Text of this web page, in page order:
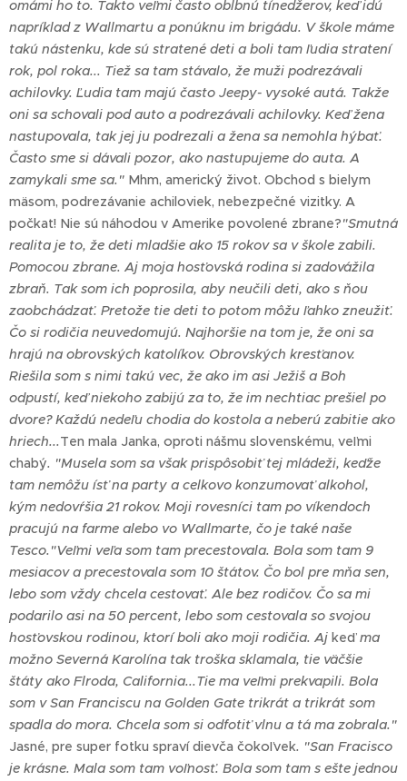
omámi ho to. Takto veľmi často oblbnú tínedžerov, keď idú
napríklad z Wallmartu a ponúknu im brigádu. V škole máme
takú nástenku, kde sú stratené deti a boli tam ľudia stratení
rok, pol roka... Tiež sa tam stávalo, že muži podrezávali
achilovky. Ľudia tam majú často Jeepy- vysoké autá. Takže
oni sa schovali pod auto a podrezávali achilovky. Keď žena
nastupovala, tak jej ju podrezali a žena sa nemohla hýbať.
Často sme si dávali pozor, ako nastupujeme do auta. A
zamykali sme sa." Mhm, americký život. Obchod s bielym
mäsom, podrezávanie achiloviek, nebezpečné vizitky. A
počkať! Nie sú náhodou v Amerike povolené zbrane?"Smutná
realita je to, že deti mladšie ako 15 rokov sa v škole zabili.
Pomocou zbrane. Aj moja hosťovská rodina si zadovážila
zbraň. Tak som ich poprosila, aby neučili deti, ako s ňou
zaobchádzať. Pretože tie deti to potom môžu ľahko zneužiť.
Čo si rodičia neuvedomujú. Najhoršie na tom je, že oni sa
hrajú na obrovských katolíkov. Obrovských kresťanov.
Riešila som s nimi takú vec, že ako im asi Ježiš a Boh
odpustí, keď niekoho zabijú za to, že im nechtiac prešiel po
dvore? Každú nedeľu chodia do kostola a neberú zabitie ako
hriech...Ten mala Janka, oproti nášmu slovenskému, veľmi
chabý. "Musela som sa však prispôsobiť tej mládeži, keďže
tam nemôžu ísť na party a celkovo konzumovať alkohol,
kým nedovŕšia 21 rokov. Moji rovesníci tam po víkendoch
pracujú na farme alebo vo Wallmarte, čo je také naše
Tesco."Veľmi veľa som tam precestovala. Bola som tam 9
mesiacov a precestovala som 10 štátov. Čo bol pre mňa sen,
lebo som vždy chcela cestovať. Ale bez rodičov. Čo sa mi
podarilo asi na 50 percent, lebo som cestovala so svojou
hosťovskou rodinou, ktorí boli ako moji rodičia. Aj keďma
možno Severná Karolína tak troška sklamala, tie väčšie
štáty ako Flroda, California...Tie ma veľmi prekvapili. Bola
som v San Franciscu na Golden Gate trikrát a trikrát som
spadla do mora. Chcela som si odfotiť vlnu a tá ma zobrala."
Jasné, pre super fotku spraví dievča čokoľvek. "San Fracisco
je krásne. Mala som tam voľnosť. Bola som tam s ešte jednou